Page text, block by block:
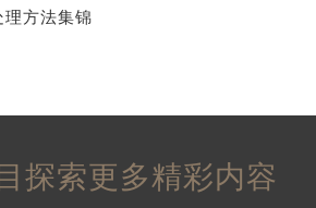
（需提前预约）
理方法集锦
探索更多精彩内容